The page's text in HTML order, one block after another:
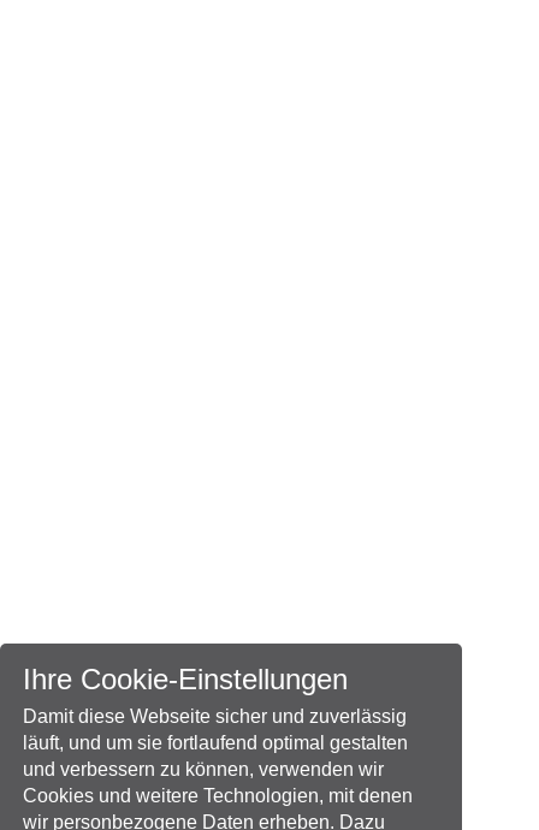
Ihre Cookie-Einstellungen
Damit diese Webseite sicher und zuverlässig
läuft, und um sie fortlaufend optimal gestalten
und verbessern zu können, verwenden wir
Cookies und weitere Technologien, mit denen
wir personbezogene Daten erheben. Dazu